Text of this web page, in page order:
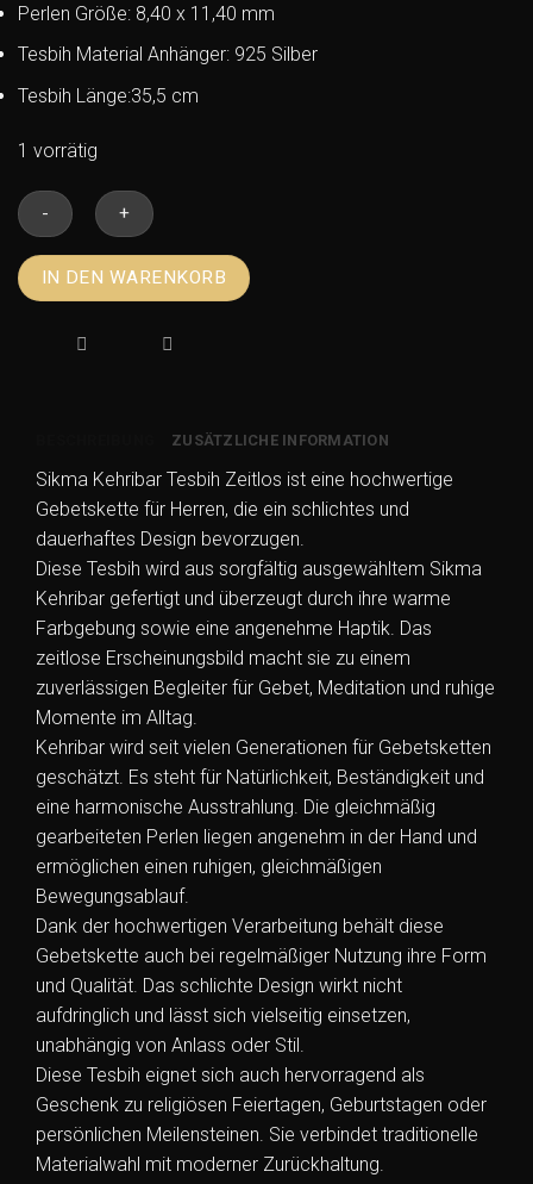
Perlen Größe: 8,40 x 11,40 mm
Tesbih Material Anhänger: 925 Silber
Tesbih Länge:35,5 cm
1 vorrätig
Sikma
Kehribar
IN DEN WARENKORB
ZUSÄTZLICHE INFORMATION
Sikma Kehribar Tesbih Zeitlos ist eine hochwertige
Gebetskette für Herren, die ein schlichtes und
dauerhaftes Design bevorzugen.
Diese Tesbih wird aus sorgfältig ausgewähltem Sikma
Kehribar gefertigt und überzeugt durch ihre warme
Farbgebung sowie eine angenehme Haptik. Das
zeitlose Erscheinungsbild macht sie zu einem
zuverlässigen Begleiter für Gebet, Meditation und ruhige
Momente im Alltag.
Kehribar wird seit vielen Generationen für Gebetsketten
geschätzt. Es steht für Natürlichkeit, Beständigkeit und
eine harmonische Ausstrahlung. Die gleichmäßig
gearbeiteten Perlen liegen angenehm in der Hand und
ermöglichen einen ruhigen, gleichmäßigen
Bewegungsablauf.
Dank der hochwertigen Verarbeitung behält diese
Gebetskette auch bei regelmäßiger Nutzung ihre Form
und Qualität. Das schlichte Design wirkt nicht
aufdringlich und lässt sich vielseitig einsetzen,
unabhängig von Anlass oder Stil.
Diese Tesbih eignet sich auch hervorragend als
Geschenk zu religiösen Feiertagen, Geburtstagen oder
persönlichen Meilensteinen. Sie verbindet traditionelle
Materialwahl mit moderner Zurückhaltung.